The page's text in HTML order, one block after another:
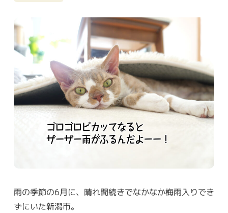
雨の季節の6月に、晴れ間続きでなかなか梅雨入りでき
ずにいた新潟市。